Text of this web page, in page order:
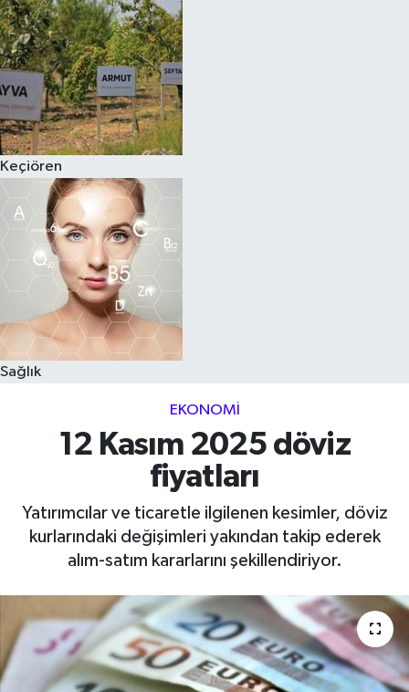
Keçiören
Sağlık
EKONOMI
12 Kasım 2025 döviz
fiyatları
Yatırımcılar ve ticaretle ilgilenen kesimler, döviz
kurlarındaki değişimleri yakından takip ederek
alım-satım kararlarını şekillendiriyor.